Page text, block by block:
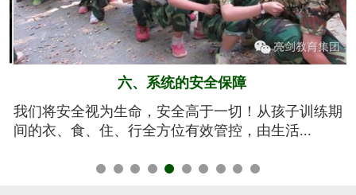
五、规范的军训基地
亮剑军事夏令营的训练基地训练设施设备齐全，军事
氛围浓厚，后勤保障完善，管理规范安全，纪...